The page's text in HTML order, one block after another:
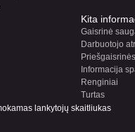
Kita
Gaisrinė
Darbuotojo
Informacija
Renginiai
Turtas